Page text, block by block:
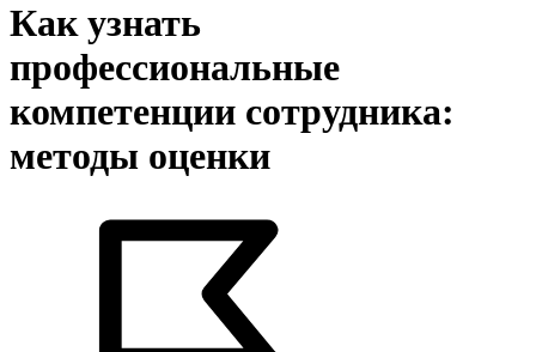
Как узнать
профессиональные
компетенции сотрудника:
методы оценки